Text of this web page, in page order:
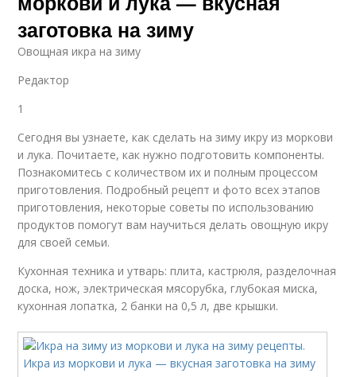
заготовка на зиму
Овощная икра на зиму
Редактор
1
Сегодня вы узнаете, как сделать на зиму икру из моркови
и лука. Почитаете, как нужно подготовить компоненты.
Познакомитесь с количеством их и полным процессом
приготовления. Подробный рецепт и фото всех этапов
приготовления, некоторые советы по использованию
продуктов помогут вам научиться делать овощную икру
для своей семьи.
Кухонная техника и утварь: плита, кастрюля, разделочная
доска, нож, электрическая мясорубка, глубокая миска,
кухонная лопатка, 2 банки на 0,5 л, две крышки.